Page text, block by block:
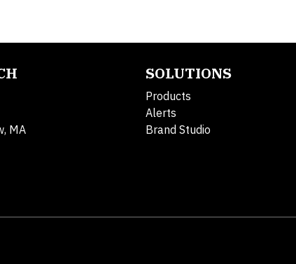
MA
SOLUTIONS
Products
Alerts
Brand Studio